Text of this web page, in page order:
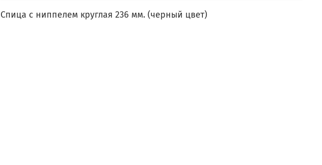
Спица с ниппелем круглая 236 мм. (черный цвет)